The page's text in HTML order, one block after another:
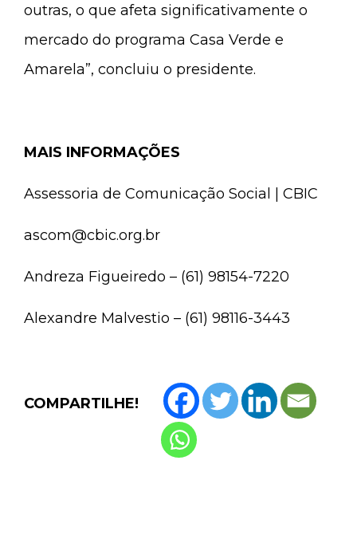
outras, o que afeta significativamente o
mercado do programa Casa Verde e
Amarela”, concluiu o presidente.
MAIS INFORMAÇÕES
Assessoria de Comunicação Social | CBIC
ascom@cbic.org.br
Andreza Figueiredo – (61) 98154-7220
Alexandre Malvestio – (61) 98116-3443
COMPARTILHE!